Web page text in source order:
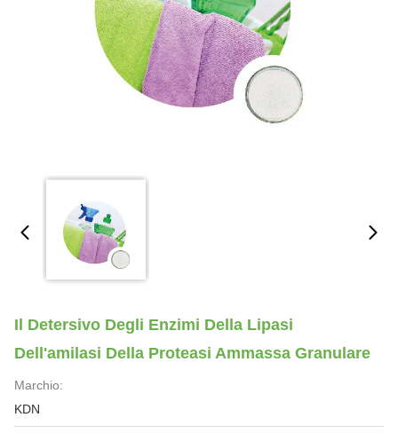
Il Detersivo Degli Enzimi Della Lipasi
Dell'amilasi Della Proteasi Ammassa Granulare
Marchio:
KDN